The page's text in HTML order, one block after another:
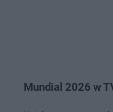
Mundial 2026 w